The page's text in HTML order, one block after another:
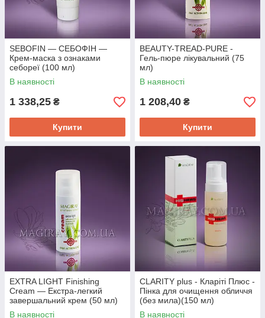
Підтримують ідеальний стан шкіри.
При тривалому використанні шкіра стає
свіжою, гладкою, зволоженою, гладкою.
Знімають чутливість шкіри, виконують
захисну функцію.
Magiray professional — ваш вдалий
вибір!
Великий асортимент
В каталозі представлено більше 60
SEBOFIN — СЕБОФІН —
Крем-маска з ознаками
себореї (100 мл)
В наявності
1 338,25 ₴
Купити
BEAUTY-TREAD-PURE -
Гель-пюре лікувальний (75
мл)
В наявності
1 208,40 ₴
Купити
EXTRA LIGHT Finishing
Cream — Екстра-легкий
завершальний крем (50 мл)
В наявності
CLARITY plus - Кларіті Плюс -
Пінка для очищення обличчя
(без мила)(150 мл)
В наявності